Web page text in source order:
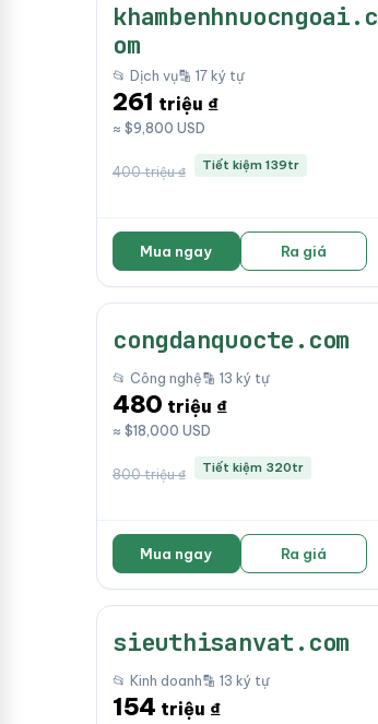
khambenhnuocngoai.c
om
📂 Dịch vụ🔡 17 ký tự
261 triệu ₫
≈ $9,800 USD
400 triệu ₫ Tiết kiệm 139tr
Mua ngay Ra giá
congdanquocte.com
📂 Công nghệ🔡 13 ký tự
480 triệu ₫
≈ $18,000 USD
800 triệu ₫ Tiết kiệm 320tr
Mua ngay Ra giá
sieuthisanvat.com
📂 Kinh doanh🔡 13 ký tự
154 triệu ₫